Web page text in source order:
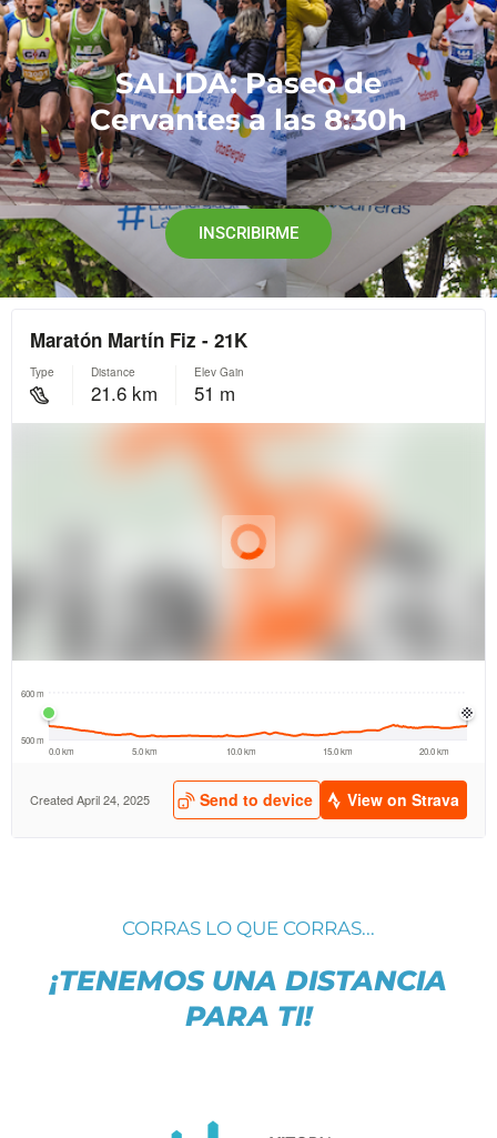
SALIDA: Paseo de
Cervantes a las 8:30h ​
INSCRIBIRME
CORRAS LO QUE CORRAS...
¡TENEMOS UNA DISTANCIA
PARA TI!